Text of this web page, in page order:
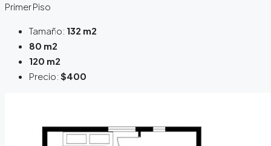
Primer Piso
Tamaño: 132 m2
80 m2
120 m2
Precio: $400